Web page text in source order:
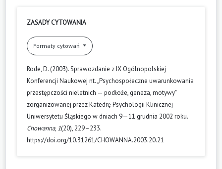
ZASADY CYTOWANIA
Formaty cytowań
Rode, D. (2003). Sprawozdanie z IX Ogólnopolskiej
Konferencji Naukowej nt. „Psychospołeczne uwarunkowania
przestępczości nieletnich — podłoże, geneza, motywy"
zorganizowanej przez Katedrę Psychologii Klinicznej
Uniwersytetu Śląskiego w dniach 9—11 grudnia 2002 roku.
Chowanna, 1(20), 229–233.
https://doi.org/10.31261/CHOWANNA.2003.20.21